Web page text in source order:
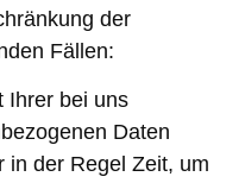
der
Fällen:
Ihrer bei uns
Daten
in der Regel Zeit, um